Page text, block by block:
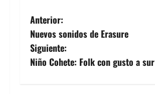
N
a
v
Anterior:
Nuevos sonidos de Erasure
Siguiente:
Niño Cohete: Folk con gusto a sur